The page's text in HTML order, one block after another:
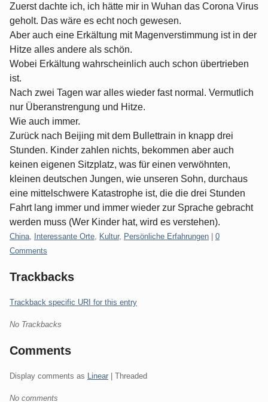
Zuerst dachte ich, ich hätte mir in Wuhan das Corona Virus
geholt. Das wäre es echt noch gewesen.
Aber auch eine Erkältung mit Magenverstimmung ist in der
Hitze alles andere als schön.
Wobei Erkältung wahrscheinlich auch schon übertrieben
ist.
Nach zwei Tagen war alles wieder fast normal. Vermutlich
nur Überanstrengung und Hitze.
Wie auch immer.
Zurück nach Beijing mit dem Bullettrain in knapp drei
Stunden. Kinder zahlen nichts, bekommen aber auch
keinen eigenen Sitzplatz, was für einen verwöhnten,
kleinen deutschen Jungen, wie unseren Sohn, durchaus
eine mittelschwere Katastrophe ist, die die drei Stunden
Fahrt lang immer und immer wieder zur Sprache gebracht
werden muss (Wer Kinder hat, wird es verstehen).
Categories:
China Interessante Orte Kultur, Persönliche Erfahrungen
0
Comments
Trackbacks
Trackback specific URI for this entry
No Trackbacks
Comments
Display comments as Linear | Threaded
No comments